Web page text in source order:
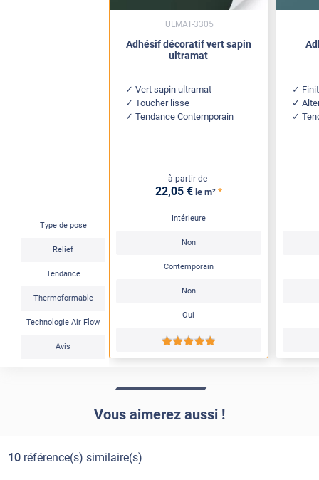
Type de pose
Relief
Tendance
Thermoformable
Technologie Air Flow
Avis
Adhésif décoratif vert sapin
ultramat
Vert sapin ultramat
Toucher lisse
Tendance Contemporain
à partir de
22,05 € le m² *
Intérieure
Non
Contemporain
Non
Oui
*****
ULMAT-3305
Vous aimerez aussi !
10référence(s) similaire(s)